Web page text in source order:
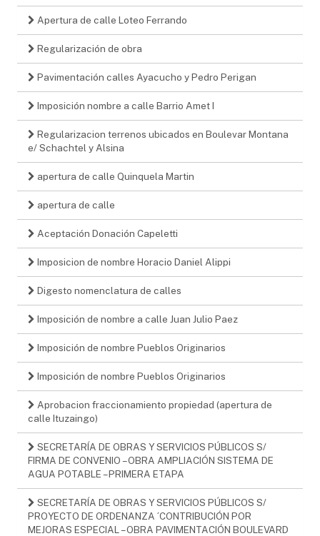
Apertura de calle Loteo Ferrando
Regularización de obra
Pavimentación calles Ayacucho y Pedro Perigan
Imposición nombre a calle Barrio Amet I
Regularizacion terrenos ubicados en Boulevar Montana
e/ Schachtel y Alsina
apertura de calle Quinquela Martin
apertura de calle
Aceptación Donación Capeletti
Imposicion de nombre Horacio Daniel Alippi
Digesto nomenclatura de calles
Imposición de nombre a calle Juan Julio Paez
Imposición de nombre Pueblos Originarios
Imposición de nombre Pueblos Originarios
Aprobacion fraccionamiento propiedad (apertura de
calle Ituzaingo)
SECRETARÍA DE OBRAS Y SERVICIOS PÚBLICOS S/
FIRMA DE CONVENIO – OBRA AMPLIACIÓN SISTEMA DE
AGUA POTABLE – PRIMERA ETAPA
SECRETARÍA DE OBRAS Y SERVICIOS PÚBLICOS S/
PROYECTO DE ORDENANZA ´CONTRIBUCIÓN POR
MEJORAS ESPECIAL – OBRA PAVIMENTACIÓN BOULEVARD